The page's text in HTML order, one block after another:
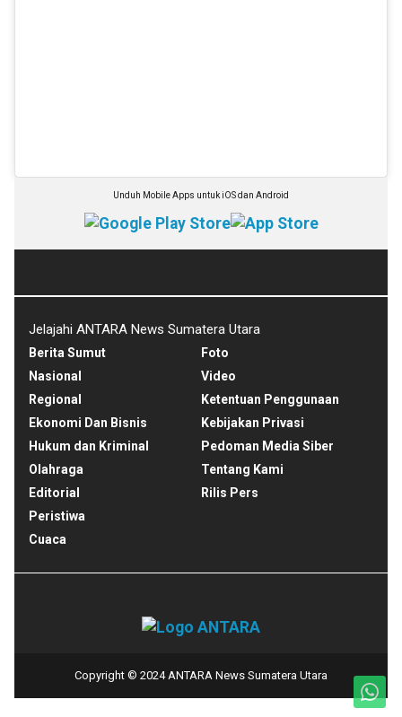
Unduh Mobile Apps untuk iOS dan Android
Jelajahi ANTARA News Sumatera Utara
Berita Sumut
Nasional
Regional
Ekonomi Dan Bisnis
Hukum dan Kriminal
Olahraga
Editorial
Peristiwa
Cuaca
Foto
Video
Ketentuan Penggunaan
Kebijakan Privasi
Pedoman Media Siber
Tentang Kami
Rilis Pers
Copyright © 2024 ANTARA News Sumatera Utara